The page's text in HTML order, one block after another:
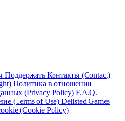
Поддержать Контакты (Contact)
Политика в отношении
(Privacy Policy) F.A.Q.
(Terms of Use) Delisted Games
(Cookie Policy)